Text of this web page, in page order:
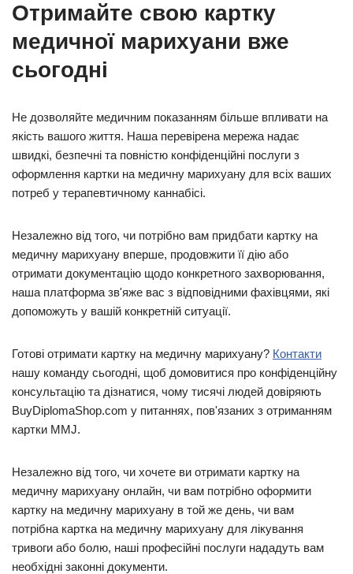
Отримайте свою картку
медичної марихуани вже
сьогодні
Не дозволяйте медичним показанням більше впливати на
якість вашого життя. Наша перевірена мережа надає
швидкі, безпечні та повністю конфіденційні послуги з
оформлення картки на медичну марихуану для всіх ваших
потреб у терапевтичному каннабісі.
Незалежно від того, чи потрібно вам придбати картку на
медичну марихуану вперше, продовжити її дію або
отримати документацію щодо конкретного захворювання,
наша платформа зв'яже вас з відповідними фахівцями, які
допоможуть у вашій конкретній ситуації.
Готові отримати картку на медичну марихуану? Контакти
нашу команду сьогодні, щоб домовитися про конфіденційну
консультацію та дізнатися, чому тисячі людей довіряють
BuyDiplomaShop.com у питаннях, пов'язаних з отриманням
картки MMJ.
Незалежно від того, чи хочете ви отримати картку на
медичну марихуану онлайн, чи вам потрібно оформити
картку на медичну марихуану в той же день, чи вам
потрібна картка на медичну марихуану для лікування
тривоги або болю, наші професійні послуги нададуть вам
необхідні законні документи.